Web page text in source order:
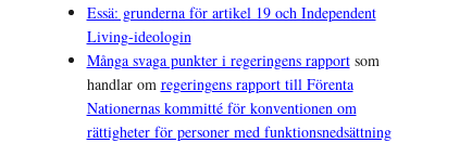
Essä: grunderna för artikel 19 och Independent
Living-ideologin
Många svaga punkter i regeringens rapportsom
handlar om regeringens rapport till Förenta
Nationernas kommitté för konventionen om
rättigheter för personer med funktionsnedsättning